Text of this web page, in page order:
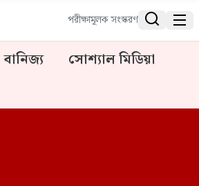
পরীক্ষামূলক সংস্করণ  
বানিজ্য
সোশ্যাল মিডিয়া